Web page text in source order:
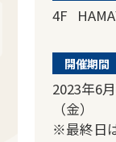
4F
開催期間
2023年6
（金）
※最終日